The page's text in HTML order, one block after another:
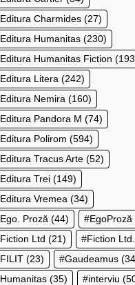
Editura Charmides (27)
Editura Humanitas (230)
Editura Humanitas Fiction
Editura Litera (242)
Editura Nemira (160)
Editura Pandora M (74)
Editura Polirom (594)
Editura Tracus Arte (52)
Editura Trei (149)
Editura Vremea (34)
Ego. Proză (44) EgoProză
Fiction Ltd (21) Fiction Ltd.
FILIT (23) Gaudeamus
Humanitas (35) interviu